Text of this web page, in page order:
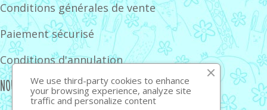
Conditions générales de vente
Paiement sécurisé
Conditions d'annulation
NOUS SUIVREWe use third-party cookies to enhance
your browsing experience, analyze site
traffic and personalize content